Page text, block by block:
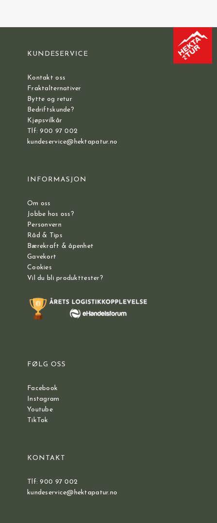
KUNDESERVICE
Kontakt oss
Fraktalternativer
Bytte og retur
Bedriftskunde?
Kjøpsvilkår
Tlf: 900 97 002
kundeservice@hektapatur.no
INFORMASJON
Om oss
Jobbe hos oss?
Personvern
Råd & Tips
Bærekraft & åpenhet
Gavekort
Cookies
Vil du bli produkttester?
FØLG OSS
Facebook
Instagram
Youtube
TikTok
KONTAKT
Tlf: 900 97 002
kundeservice@hektapatur.no